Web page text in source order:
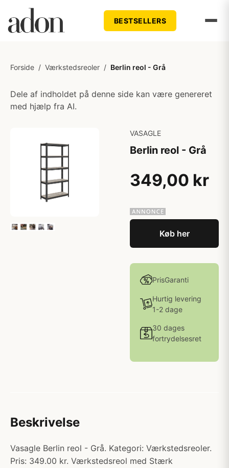
BESTSELLERS
Forside / Værkstedsreoler / Berlin reol - Grå
Dele af indholdet på denne side kan være genereret
med hjælp fra AI.
VASAGLE
Berlin reol - Grå
349,00 kr
Køb her
PrisGaranti
Hurtig levering
1-2 dage
30 dages
fortrydelsesret
Beskrivelse
Vasagle Berlin reol - Grå. Kategori: Værkstedsreoler.
Pris: 349.00 kr. Værkstedsreol med Stærk